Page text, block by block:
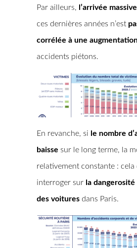
Par ailleurs, l’arrivée
ces dernières années n’est
corrélée à une
accidents piétons.
En revanche, si le nombre
baisse sur le long terme, la
relativement constante : cela
interroger sur la
des voitures dans Paris.